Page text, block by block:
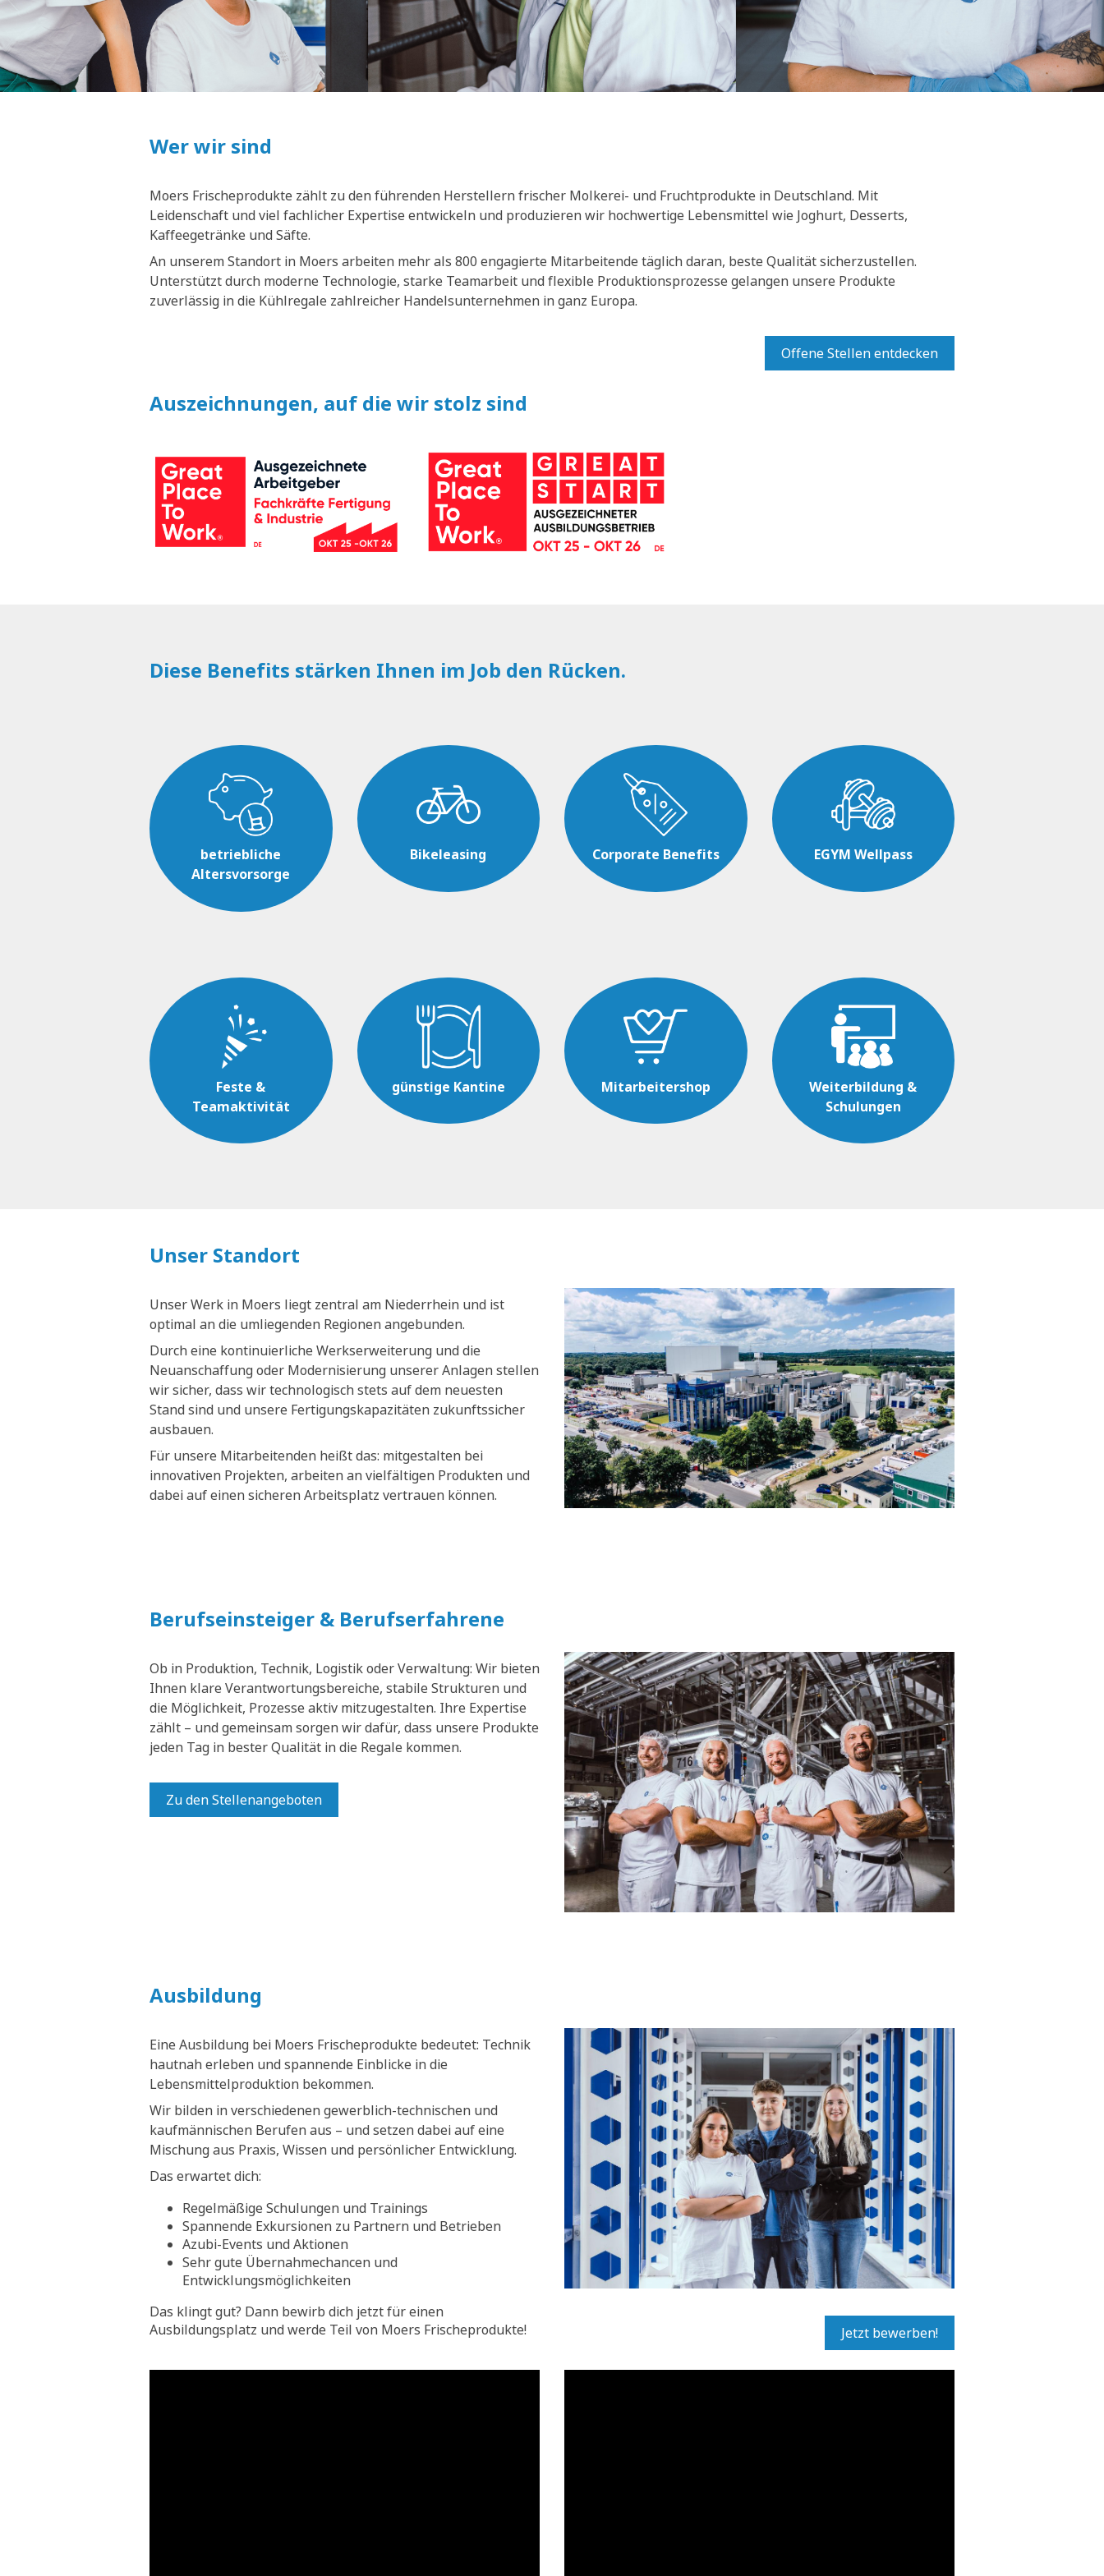
Wer wir sind
Moers Frischeprodukte zählt zu den führenden Herstellern frischer Molkerei- und Fruchtprodukte in Deutschland. Mit
Leidenschaft und viel fachlicher Expertise entwickeln und produzieren wir hochwertige Lebensmittel wie Joghurt, Desserts,
Kaffeegetränke und Säfte.
An unserem Standort in Moers arbeiten mehr als 800 engagierte Mitarbeitende täglich daran, beste Qualität sicherzustellen.
Unterstützt durch moderne Technologie, starke Teamarbeit und flexible Produktionsprozesse gelangen unsere Produkte
zuverlässig in die Kühlregale zahlreicher Handelsunternehmen in ganz Europa.
Offene Stellen entdecken
Auszeichnungen, auf die wir stolz sind
Diese Benefits stärken Ihnen im Job den Rücken.
betriebliche
Altersvorsorge
Bikeleasing Corporate Benefits EGYM Wellpass
Feste &
Teamaktivität
günstige Kantine Mitarbeitershop
Weiterbildung &
Schulungen
Unser Standort
Unser Werk in Moers liegt zentral am Niederrhein und ist
optimal an die umliegenden Regionen angebunden.
Durch eine kontinuierliche Werkserweiterung und die
Neuanschaffung oder Modernisierung unserer Anlagen stellen
wir sicher, dass wir technologisch stets auf dem neuesten
Stand sind und unsere Fertigungskapazitäten zukunftssicher
ausbauen.
Für unsere Mitarbeitenden heißt das: mitgestalten bei
innovativen Projekten, arbeiten an vielfältigen Produkten und
dabei auf einen sicheren Arbeitsplatz vertrauen können.
Berufseinsteiger & Berufserfahrene
Ob in Produktion, Technik, Logistik oder Verwaltung: Wir bieten
Ihnen klare Verantwortungsbereiche, stabile Strukturen und
die Möglichkeit, Prozesse aktiv mitzugestalten. Ihre Expertise
zählt – und gemeinsam sorgen wir dafür, dass unsere Produkte
jeden Tag in bester Qualität in die Regale kommen.
Zu den Stellenangeboten
Ausbildung
Eine Ausbildung bei Moers Frischeprodukte bedeutet: Technik
hautnah erleben und spannende Einblicke in die
Lebensmittelproduktion bekommen.
Wir bilden in verschiedenen gewerblich-technischen und
kaufmännischen Berufen aus – und setzen dabei auf eine
Mischung aus Praxis, Wissen und persönlicher Entwicklung.
Das erwartet dich:
Regelmäßige Schulungen und Trainings
Spannende Exkursionen zu Partnern und Betrieben
Azubi-Events und Aktionen
Sehr gute Übernahmechancen und
Entwicklungsmöglichkeiten
Das klingt gut? Dann bewirb dich jetzt für einen
Ausbildungsplatz und werde Teil von Moers Frischeprodukte!
Jetzt bewerben!